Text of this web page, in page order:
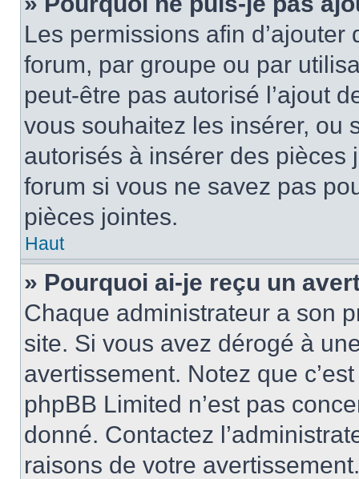
Les permissions afin
forum, par groupe ou par
peut-être pas autorisé l’ajout
vous souhaitez les insérer, ou
autorisés à insérer des pièces
forum si vous ne savez pas
pièces jointes.
Haut
» Pourquoi ai-je reçu un
Chaque administrateur a son
site. Si vous avez dérogé à
avertissement. Notez que
phpBB Limited n’est pas
donné. Contactez
raisons de votre avertissement.